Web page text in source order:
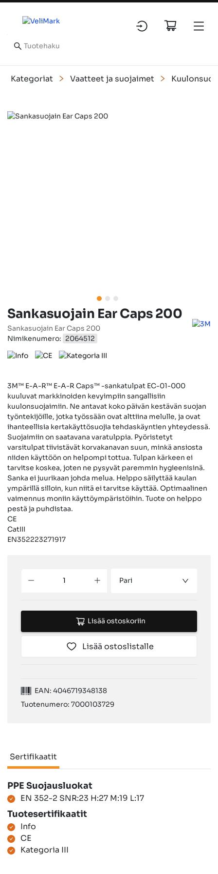
Kategoriat Vaatteet ja suojaimet
Slide 1 of 3
Sankasuojain Ear Caps 200
Sankasuojain Ear Caps 200
Nimikenumero: 2064512
3M™ E-A-R™ E-A-R Caps™ -sankatulpat EC-01-000
kuuluvat markkinoiden kevyimpiin sangallisiin
kuulonsuojaimiin. Ne antavat koko päivän kestävän suojan
työntekijöille, jotka työssään ovat alttiina melulle, ja ovat
ihanteellisia kertakäyttösuojia tehdaskäyntien yhteydessä.
Suojaimiin on saatavana varatulppia. Pyöristetyt
varsitulpat tiivistävät korvakanavan suun, minkä ansiosta
niiden käyttöön on helpompi tottua. Tulpan kärkeen ei
tarvitse koskea, joten ne pysyvät paremmin hygieenisinä.
Sanka ei juurikaan johda melua. Helppo säilyttää kaulan
ympärillä silloin, kun niitä ei tarvitse käyttää. Optimaalinen
vaimennus moniin käyttöympäristöihin. Tuote on helppo
pestä ja puhdistaa.
CE
CatIII
EN352223271917
Pari
Lisää ostoskoriin
Lisää ostoslistalle
EAN: 4046719348138
Tuotenumero: 7000103729
Sertifikaatit
Sertifikaatit
PPE Suojausluokat
EN 352-2 SNR:23 H:27 M:19 L:17
Tuotesertifikaatit
Info
CE
Kategoria III